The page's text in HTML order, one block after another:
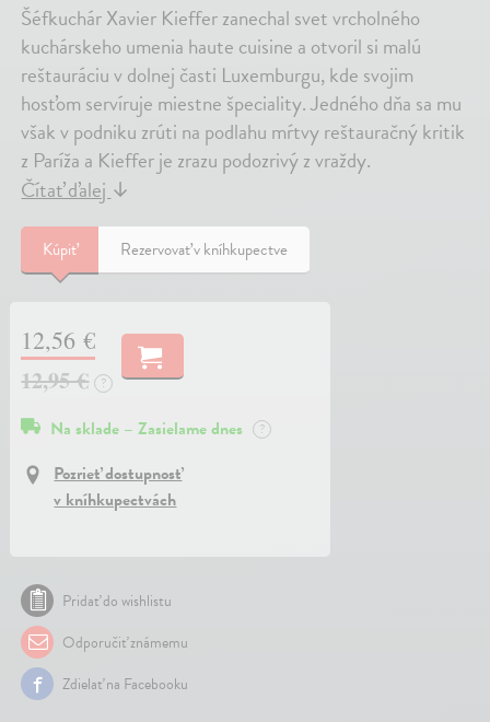
Šéfkuchár Xavier Kieffer zanechal svet vrcholného
kuchárskeho umenia haute cuisine a otvoril si malú
reštauráciu v dolnej časti Luxemburgu, kde svojim
hosťom servíruje miestne špeciality. Jedného dňa sa mu
však v podniku zrúti na podlahu mŕtvy reštauračný kritik
z Paríža a Kieffer je zrazu podozrivý z vraždy.
Čítať ďalej↓
Kúpiť Rezervovať v kníhkupectve
12,56 €
12,95 €
?
Na sklade – Zasielame dnes ?
Pozrieť dostupnosť
v kníhkupectvách
Pridať do wishlistu
Odporučiť známemu
Zdielať na Facebooku